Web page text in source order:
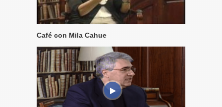
Café con Mila Cahue